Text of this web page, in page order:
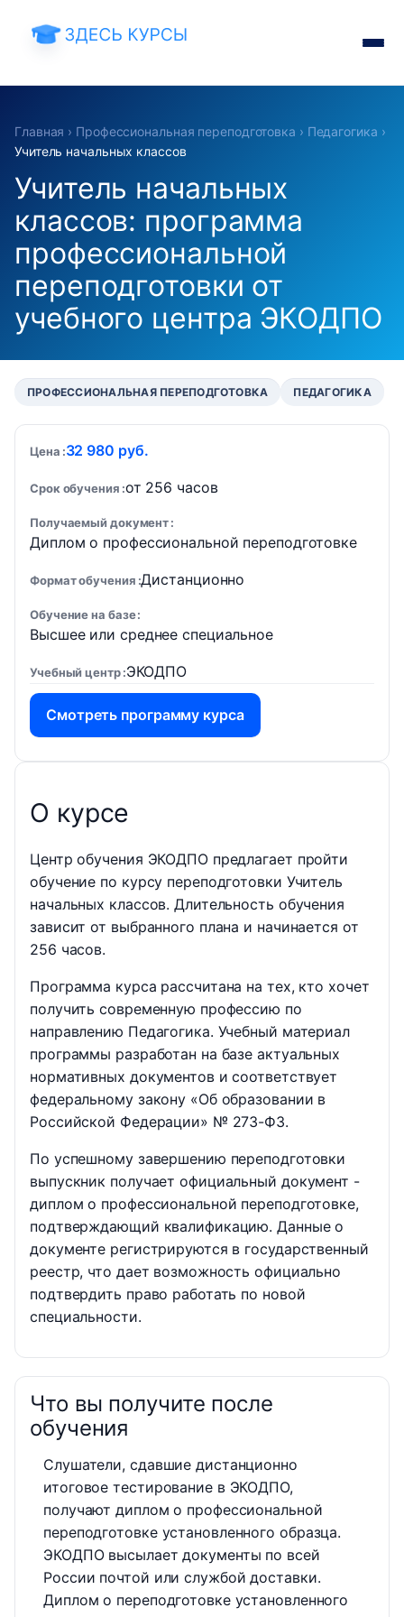
Главная › Профессиональная переподготовка › Педагогика ›
Учитель начальных классов
Учитель начальных
классов: программа
профессиональной
переподготовки от
учебного центра ЭКОДПО
ПРОФЕССИОНАЛЬНАЯ ПЕРЕПОДГОТОВКА ПЕДАГОГИКА
Цена 32 980 руб.
Срок обучения от 256 часов
Получаемый документ
Диплом о профессиональной переподготовке
Формат обучения Дистанционно
Обучение на базе
Высшее или среднее специальное
Учебный центр ЭКОДПО
Смотреть программу курса
О курсе
Центр обучения ЭКОДПО предлагает пройти
обучение по курсу переподготовки Учитель
начальных классов. Длительность обучения
зависит от выбранного плана и начинается от
256 часов.
Программа курса рассчитана на тех, кто хочет
получить современную профессию по
направлению Педагогика. Учебный материал
программы разработан на базе актуальных
нормативных документов и соответствует
федеральному закону «Об образовании в
Российской Федерации» № 273-ФЗ.
По успешному завершению переподготовки
выпускник получает официальный документ -
диплом о профессиональной переподготовке,
подтверждающий квалификацию. Данные о
документе регистрируются в государственный
реестр, что дает возможность официально
подтвердить право работать по новой
специальности.
Что вы получите после
обучения
Слушатели, сдавшие дистанционно
итоговое тестирование в ЭКОДПО,
получают диплом о профессиональной
переподготовке установленного образца.
ЭКОДПО высылает документы по всей
России почтой или службой доставки.
Диплом о переподготовке установленного